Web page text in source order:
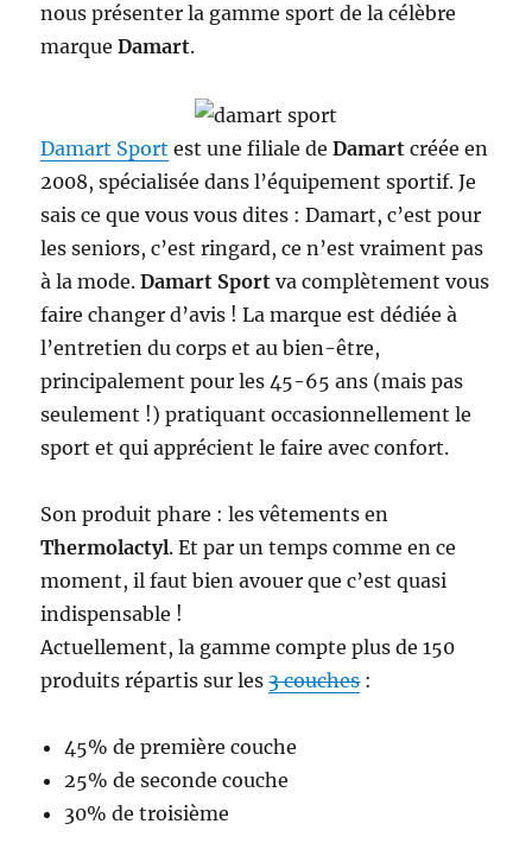
nous présenter la gamme sport de la célèbre
marqueDamart.
Damart Sport est une filiale deDamart créée en
2008, spécialisée dans l’équipement sportif. Je
sais ce que vous vous dites : Damart, c’est pour
les seniors, c’est ringard, ce n’est vraiment pas
à la mode.Damart Sport va complètement vous
faire changer d’avis ! La marque est dédiée à
l’entretien du corps et au bien-être,
principalement pour les 45-65 ans (mais pas
seulement !) pratiquant occasionnellement le
sport et qui apprécient le faire avec confort.
Son produit phare : les vêtements en
Thermolactyl. Et par un temps comme en ce
moment, il faut bien avouer que c’est quasi
indispensable !
Actuellement, la gamme compte plus de 150
produits répartis sur les3 couches:
45% de première couche
25% de seconde couche
30% de troisième